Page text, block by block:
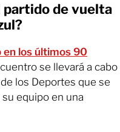
partido de vuelta
en los últimos 90
se llevará a cabo
los Deportes que se
equipo en una